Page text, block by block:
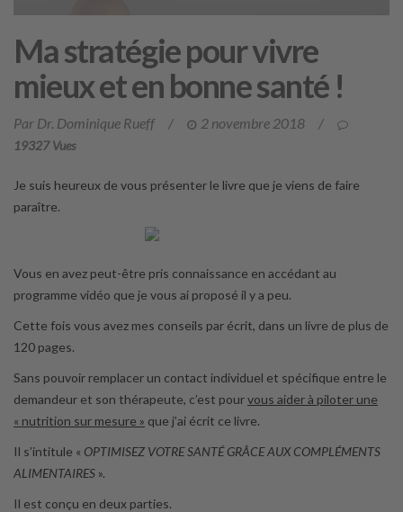
Ma stratégie pour vivre
mieux et en bonne santé !
Par Dr. Dominique Rueff / 2 novembre 2018 /
19327 Vues
Je suis heureux de vous présenter le livre que je viens de faire
paraître.
Vous en avez peut-être pris connaissance en accédant au
programme vidéo que je vous ai proposé il y a peu.
Cette fois vous avez mes conseils par écrit, dans un livre de plus de
120 pages.
Sans pouvoir remplacer un contact individuel et spécifique entre le
demandeur et son thérapeute, c’est pourvous aider à piloter une
« nutrition sur mesure » que j’ai écrit ce livre.
Il s’intitule « OPTIMISEZ VOTRE SANTÉ GRÂCE AUX COMPLÉMENTS
ALIMENTAIRES ».
Il est conçu en deux parties.